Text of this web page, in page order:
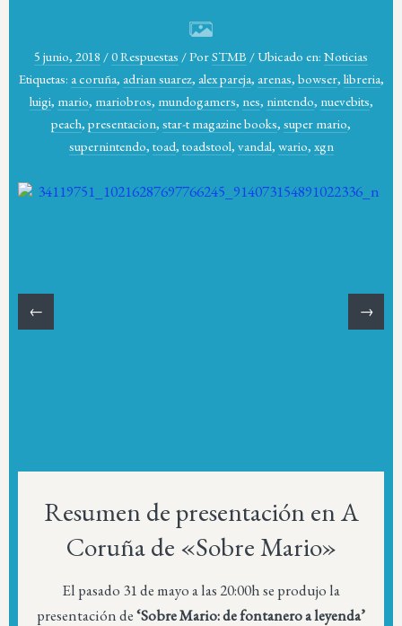
5 junio, 2018 /0 Respuestas /PorSTMB / Ubicado en: Noticias
Etiquetas: a coruña, adrian suarez, alex pareja, arenas, bowser, libreria,
luigi, mario, mariobros, mundogamers, nes, nintendo, nuevebits,
peach, presentacion, star-t magazine books, super mario,
supernintendo, toad, toadstool, vandal, wario, xgn
← →
Resumen de presentación en A
Coruña de «Sobre Mario»
El pasado 31 de mayo a las 20:00h se produjo la
presentación de‘Sobre Mario: de fontanero a leyenda’